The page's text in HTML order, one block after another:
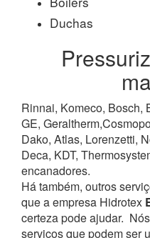
Duchas
Rinnai, Komeco, Bosch,
GE,
Dako, Atlas, Lorenzetti,
Deca, KDT,
encanadores.
Há também, outros
que a empresa Hidrotex
certeza pode ajudar.
serviços que podem ser